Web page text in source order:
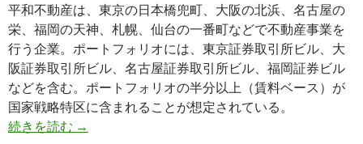
平和不動産は、東京の日本橋兜町、大阪の北浜、名古屋の
栄、福岡の天神、札幌、仙台の一番町などで不動産事業を
行う企業。ポートフォリオには、東京証券取引所ビル、大
阪証券取引所ビル、名古屋証券取引所ビル、福岡証券ビル
などを含む。ポートフォリオの半分以上（賃料ベース）が
国家戦略特区に含まれることが想定されている。
続きを読む
[個別銘柄] 平和不動産 (TYO:8803): 不動産、量的
→